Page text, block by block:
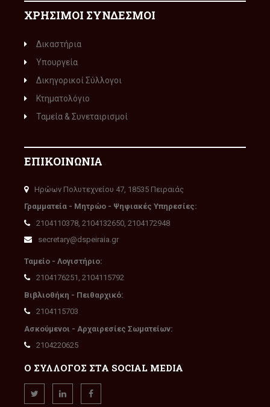
ΧΡΗΣΙΜΟΙ ΣΥΝΔΕΣΜΟΙ
Δικαστήρια
Υπουργεία
Δικηγορικοί Σύλλογοι
Κτηματολόγιο
Ταμεία & Συνεταιρισμοί
ΕΠΙΚΟΙΝΩΝΙΑ
Ηρώων Πολυτεχνείου 47, 18535 Πειραιάς
Γραμματεία - Μητρώο - Ψηφιακές Υπηρεσίες:
2104110378, 2104132650, 2104172948
secretary@dspeiraia.gr
Ταμείο - Λογιστήριο:
2104176251, 2104115792
Βιβλιοθήκη - Πειθαρχικό:
2104115703
Ασκούμενοι - Αρχαιρεσίες Σωματείων:
2104220625
Ο ΣΥΛΛΟΓΟΣ ΣΤΑ SOCIAL MEDIA